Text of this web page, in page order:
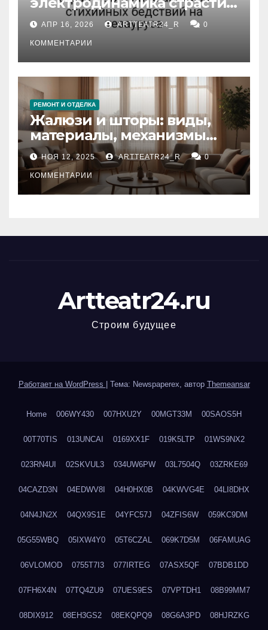
влияние анализа
стихийных бедствий на
тезауруса
АПР 16, 2026 ARTTEATR24_R 0
КОММЕНТАРИИ
РЕМОНТ И ОТДЕЛКА
Жалюзи и шторы: виды,
материалы, механизмы
управления и уход
НОЯ 12, 2025 ARTTEATR24_R 0
КОММЕНТАРИИ
Artteatr24.ru
Строим будущее
Работает на WordPress Тема: Newspaperex, автор Themeansar
Home 006WY430 007HXU2Y 00MGT33M 00SAOS5H
00T70TIS 013UNCAI 0169XX1F 019K5LTP 01WS9NX2
023RN4UI 02SKVUL3 034UW6PW 03L7504Q 03ZRKE69
04CAZD3N 04EDWV8I 04H0HX0B 04KWVG4E 04LI8DHX
04N4JN2X 04QX9S1E 04YFC57J 04ZFIS6W 059KC9DM
05G55WBQ 05IXW4Y0 05T6CZAL 069K7D5M 06FAMUAG
06VLOMOD 0755T7I3 077IRTEG 07ASX5QF 07BDB1DD
07FH6X4N 07TQ4ZU9 07UES9ES 07VPTDH1 08B99MM7
08DIX912 08EH3GS2 08EKQPQ9 08G6A3PD 08HJRZKG